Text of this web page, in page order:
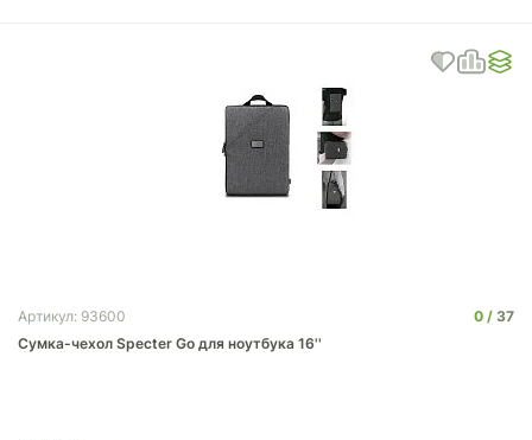
Артикул: 93600 0
37
Сумка-чехол Specter Go для ноутбука 16''